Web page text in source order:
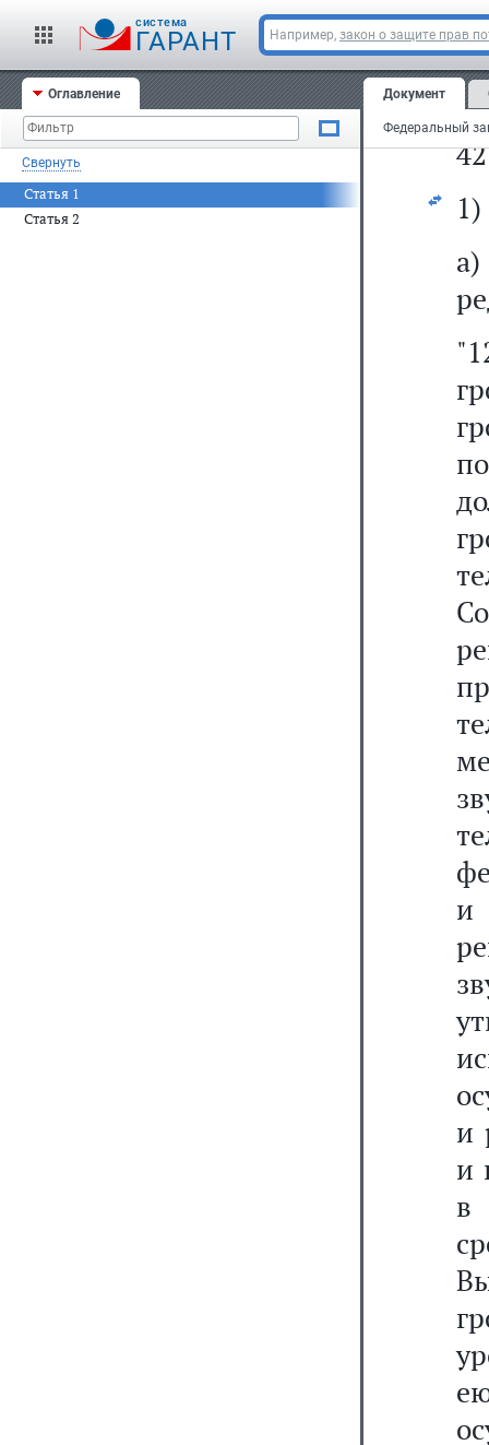
cистема
ГАРАНТ Например, закон о защите прав
Оглавление
Свернуть
Статья 1
Статья 2
Документ
и
и
и
в